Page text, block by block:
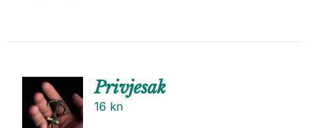
DODAJ
U
KOŠARI
Privjesak
16 kn